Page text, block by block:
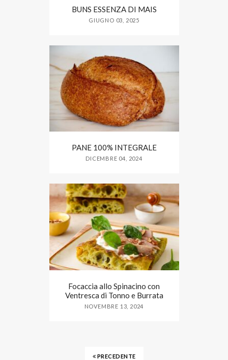
BUNS ESSENZA DI MAIS
GIUGNO 03, 2025
PANE 100% INTEGRALE
DICEMBRE 04, 2024
Focaccia allo Spinacino con
Ventresca di Tonno e Burrata
NOVEMBRE 13, 2024
PRECEDENTE